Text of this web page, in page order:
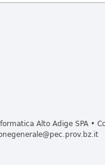
Alto Adige SPA •